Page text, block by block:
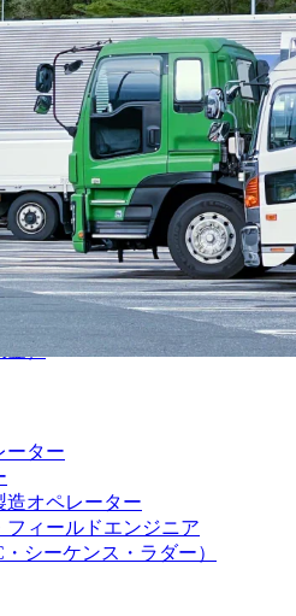
）
）
ーター
造オペレーター
ィールドエンジニア
シーケンス・ラダー）